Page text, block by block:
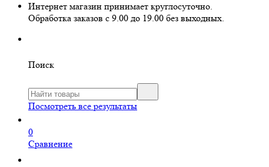
Интернет магазин принимает круглосуточно.
Обработка заказов с 9.00 до 19.00 без выходных.
Поиск
Посмотреть все результаты
0
Сравнение